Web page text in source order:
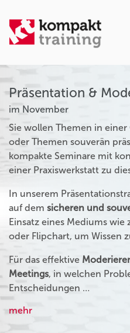
Präsentation &
im November
Sie wollen Themen in
oder Themen souverän
kompakte Seminare mit
einer Praxiswerkstatt zu
In unserem
auf dem sicheren und
Einsatz eines Mediums
oder Flipchart, um Wissen
Für das effektive
Meetings, in welchen
Entscheidungen …
mehr